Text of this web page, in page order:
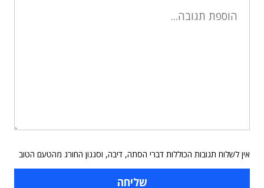
אין לשלוח תגובות הכוללות דברי הסתה, דיבה, וסגנון החורג מהטעם הטוב